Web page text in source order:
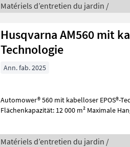
Matériels d’entretien du jardin /
Husqvarna AM560 mit
Technologie
Ann. fab. 2025
Automower® 560 mit kabelloser EPOS®-
Flächenkapazität: 12 000 m² Maximale
Matériels d’entretien du jardin /